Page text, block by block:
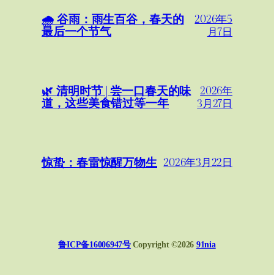
🌧️ 谷雨：雨生百谷，春天的
最后一个节气
2026年5
月7日
🌿 清明时节 | 尝一口春天的味
道，这些美食错过等一年
2026年
3月27日
惊蛰：春雷惊醒万物生 2026年3月22日
鲁ICP备16006947号 Copyright ©2026 91nia